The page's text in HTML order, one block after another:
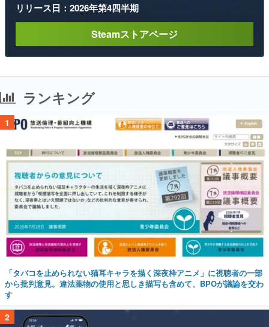
リリース日：2026年第4四半期
Steamストアページ
ランキング
1
「タバコを止められない猫耳キャラを描く深夜枠アニメ」に視聴者の一部
から批判意見。違法薬物の使用と思しき描写も含めて、BPOが議論を交わ
す
2